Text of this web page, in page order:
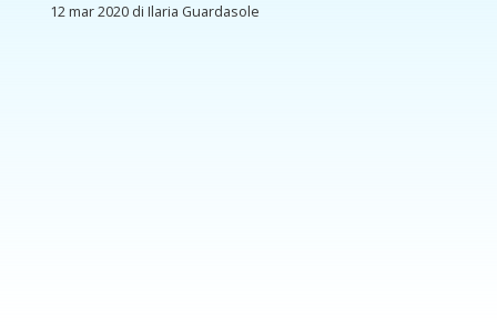
12 mar 2020 di Ilaria Guardasole